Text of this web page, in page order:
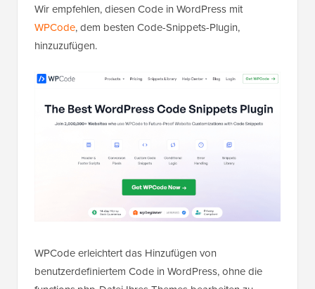
Wir empfehlen, diesen Code in WordPress mit
WPCode, dem besten Code-Snippets-Plugin,
hinzuzufügen.
WPCode erleichtert das Hinzufügen von
benutzerdefiniertem Code in WordPress, ohne die